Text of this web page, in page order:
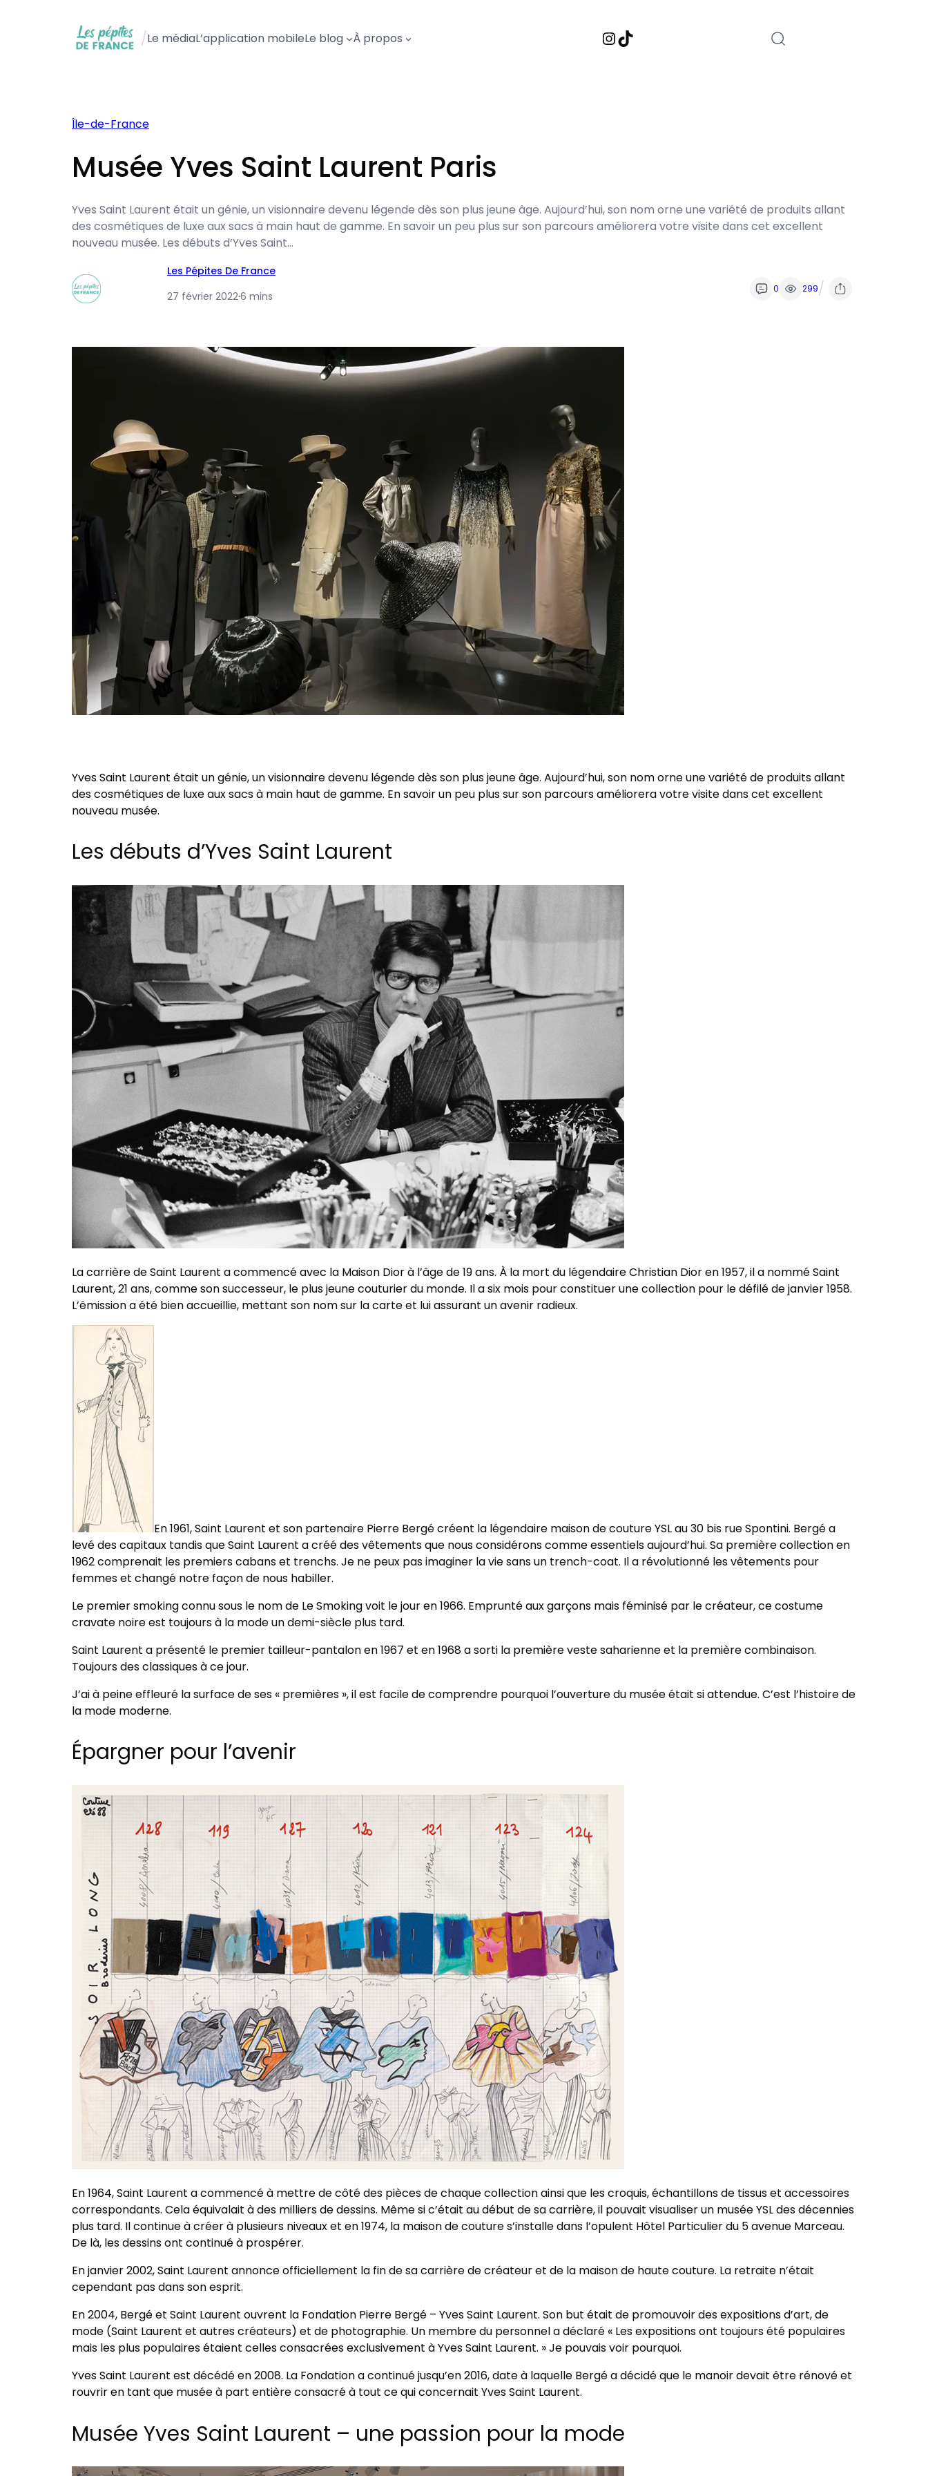
/Le médiaL’application mobileLe blog À propos Instagram
TikTok
Île-de-France
Musée Yves Saint Laurent Paris
Yves Saint Laurent était un génie, un visionnaire devenu légende dès son plus jeune âge. Aujourd’hui, son nom orne une variété de produits allant
des cosmétiques de luxe aux sacs à main haut de gamme. En savoir un peu plus sur son parcours améliorera votre visite dans cet excellent
nouveau musée. Les débuts d’Yves Saint…
Les Pépites De France
27 février 2022·6 mins
0 299/
Yves Saint Laurent était un génie, un visionnaire devenu légende dès son plus jeune âge. Aujourd’hui, son nom orne une variété de produits allant
des cosmétiques de luxe aux sacs à main haut de gamme. En savoir un peu plus sur son parcours améliorera votre visite dans cet excellent
nouveau musée.
Les débuts d’Yves Saint Laurent
La carrière de Saint Laurent a commencé avec la Maison Dior à l’âge de 19 ans. À la mort du légendaire Christian Dior en 1957, il a nommé Saint
Laurent, 21 ans, comme son successeur, le plus jeune couturier du monde. Il a six mois pour constituer une collection pour le défilé de janvier 1958.
L’émission a été bien accueillie, mettant son nom sur la carte et lui assurant un avenir radieux.
En 1961, Saint Laurent et son partenaire Pierre Bergé créent la légendaire maison de couture YSL au 30 bis rue Spontini. Bergé a
levé des capitaux tandis que Saint Laurent a créé des vêtements que nous considérons comme essentiels aujourd’hui. Sa première collection en
1962 comprenait les premiers cabans et trenchs. Je ne peux pas imaginer la vie sans un trench-coat. Il a révolutionné les vêtements pour
femmes et changé notre façon de nous habiller.
Le premier smoking connu sous le nom de Le Smoking voit le jour en 1966. Emprunté aux garçons mais féminisé par le créateur, ce costume
cravate noire est toujours à la mode un demi-siècle plus tard.
Saint Laurent a présenté le premier tailleur-pantalon en 1967 et en 1968 a sorti la première veste saharienne et la première combinaison.
Toujours des classiques à ce jour.
J’ai à peine effleuré la surface de ses « premières », il est facile de comprendre pourquoi l’ouverture du musée était si attendue. C’est l’histoire de
la mode moderne.
Épargner pour l’avenir
En 1964, Saint Laurent a commencé à mettre de côté des pièces de chaque collection ainsi que les croquis, échantillons de tissus et accessoires
correspondants. Cela équivalait à des milliers de dessins. Même si c’était au début de sa carrière, il pouvait visualiser un musée YSL des décennies
plus tard. Il continue à créer à plusieurs niveaux et en 1974, la maison de couture s’installe dans l’opulent Hôtel Particulier du 5 avenue Marceau.
De là, les dessins ont continué à prospérer.
En janvier 2002, Saint Laurent annonce officiellement la fin de sa carrière de créateur et de la maison de haute couture. La retraite n’était
cependant pas dans son esprit.
En 2004, Bergé et Saint Laurent ouvrent la Fondation Pierre Bergé – Yves Saint Laurent. Son but était de promouvoir des expositions d’art, de
mode (Saint Laurent et autres créateurs) et de photographie. Un membre du personnel a déclaré « Les expositions ont toujours été populaires
mais les plus populaires étaient celles consacrées exclusivement à Yves Saint Laurent. » Je pouvais voir pourquoi.
Yves Saint Laurent est décédé en 2008. La Fondation a continué jusqu’en 2016, date à laquelle Bergé a décidé que le manoir devait être rénové et
rouvrir en tant que musée à part entière consacré à tout ce qui concernait Yves Saint Laurent.
Musée Yves Saint Laurent – ​​une passion pour la mode